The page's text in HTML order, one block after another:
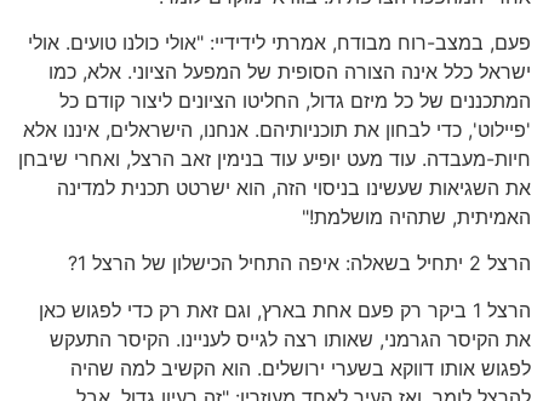
פעם, במצב-רוח מבודח, אמרתי לידידיי: "אולי כולנו טועים. אולי
ישראל כלל אינה הצורה הסופית של המפעל הציוני. אלא, כמו
המתכננים של כל מיזם גדול, החליטו הציונים ליצור קודם כל
'פיילוט', כדי לבחון את תוכניותיהם. אנחנו, הישראלים, איננו אלא
חיות-מעבדה. עוד מעט יופיע עוד בנימין זאב הרצל, ואחרי שיבחן
את השגיאות שעשינו בניסוי הזה, הוא ישרטט תכנית למדינה
האמיתית, שתהיה מושלמת!"
הרצל 2 יתחיל בשאלה: איפה התחיל הכישלון של הרצל 1?
הרצל 1 ביקר רק פעם אחת בארץ, וגם זאת רק כדי לפגוש כאן
את הקיסר הגרמני, שאותו רצה לגייס לעניינו. הקיסר התעקש
לפגוש אותו דווקא בשערי ירושלים. הוא הקשיב למה שהיה